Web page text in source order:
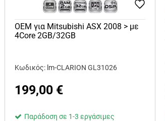
OEM για Mitsubishi ASX 2008 > με
4Core 2GB/32GB
Κωδικός: lm-CLARION GL31026
199,00 €
Παράδοση σε 1-3 εργάσιμες